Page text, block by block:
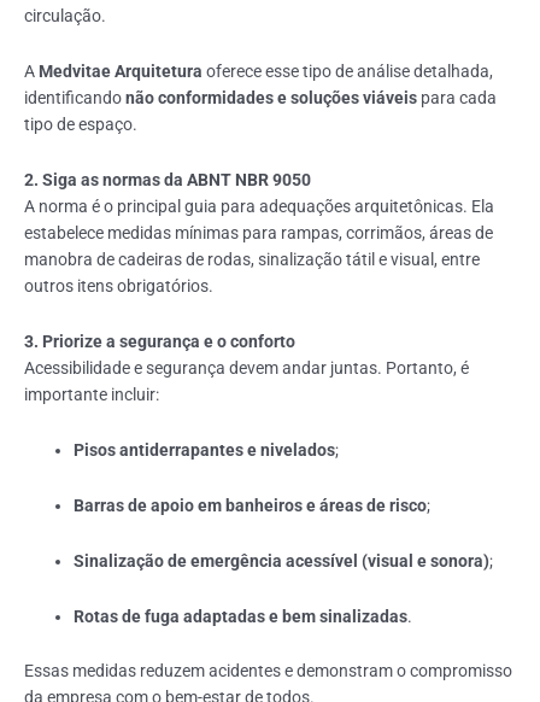
circulação.
A Medvitae Arquitetura oferece esse tipo de análise detalhada,
identificandonão conformidades e soluções viáveis para cada
tipo de espaço.
2. Siga as normas da ABNT NBR 9050
A norma é o principal guia para adequações arquitetônicas. Ela
estabelece medidas mínimas para rampas, corrimãos, áreas de
manobra de cadeiras de rodas, sinalização tátil e visual, entre
outros itens obrigatórios.
3. Priorize a segurança e o conforto
Acessibilidade e segurança devem andar juntas. Portanto, é
importante incluir:
Pisos antiderrapantes e nivelados;
Barras de apoio em banheiros e áreas de risco;
Sinalização de emergência acessível (visual e sonora);
Rotas de fuga adaptadas e bem sinalizadas.
Essas medidas reduzem acidentes e demonstram o compromisso
da empresa com o bem-estar de todos.